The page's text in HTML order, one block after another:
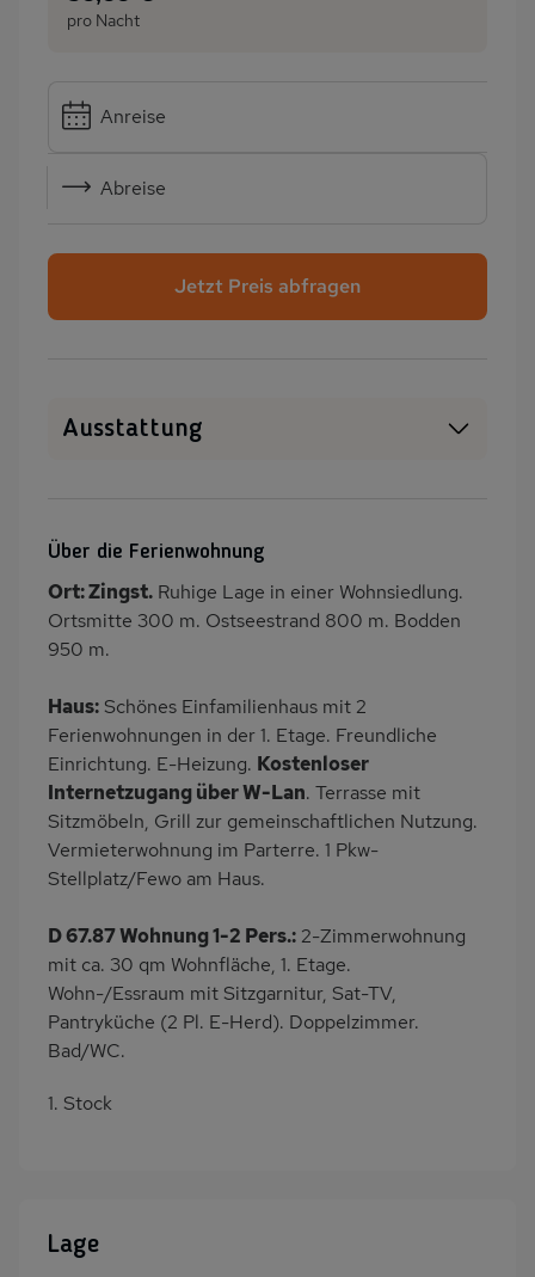
pro Nacht
Anreise
Abreise
Jetzt Preis abfragen
Ausstattung
PKW-Parkplatz
Küche
Herd (2 Platten)
Kühlschrank
verboten
Über die Ferienwohnung
Ort: Zingst. Ruhige Lage in einer Wohnsiedlung.
Ortsmitte 300 m. Ostseestrand 800 m. Bodden
950 m.
Haus: Schönes Einfamilienhaus mit 2
Ferienwohnungen in der 1. Etage. Freundliche
Einrichtung. E-Heizung. Kostenloser
Internetzugang über W-Lan. Terrasse mit
Sitzmöbeln, Grill zur gemeinschaftlichen Nutzung.
Vermieterwohnung im Parterre. 1 Pkw-
Stellplatz/Fewo am Haus.
D 67.87 Wohnung 1-2 Pers.: 2-Zimmerwohnung
mit ca. 30 qm Wohnfläche, 1. Etage.
Wohn-/Essraum mit Sitzgarnitur, Sat-TV,
Pantryküche (2 Pl. E-Herd). Doppelzimmer.
Bad/WC.
1. Stock
Lage